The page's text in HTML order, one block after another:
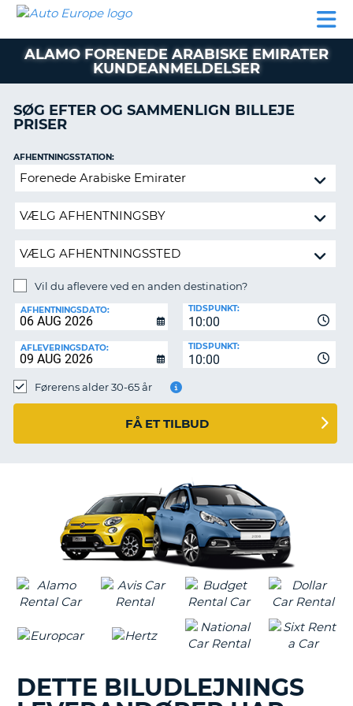
BILUDLEJNING
AUTOCAMPER
AUTO
EUROPE
BILUDLEJNING
AUTOCAMPER
LEJE
PARTNER
SUPPORT
KONTO
ADMINISTRER
BOOKING
ALAMO FORENEDE ARABISKE EMIRATER
KUNDEANMELDELSER
SØG EFTER OG SAMMENLIGN BILLEJE
PRISER
Vil
aflevere
anden
destination?
AFHENTNINGSSTATION:
Vil du aflevere ved en anden destination?
AFHENTNINGSDATO:
10:00
TIDSPUNKT:
AFLEVERINGSDATO:
10:00
TIDSPUNKT:
Førerens alder 30-65 år
FÅ ET TILBUD
DETTE BILUDLEJNINGS